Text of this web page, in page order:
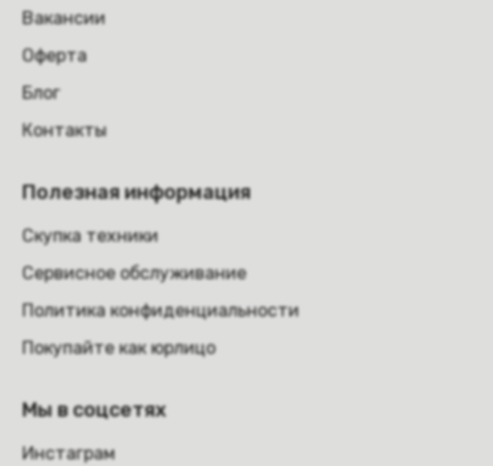
Вакансии
Оферта
Блог
Контакты
Полезная информация
Скупка техники
Сервисное обслуживание
Политика конфиденциальности
Покупайте как юрлицо
Мы в соцсетях
Инстаграм